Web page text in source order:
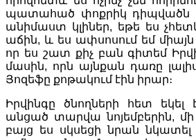
պատահած փոքրիկ դիպվածն
անիմաստ կլիներ, եթե ես
աճին, և ես ափսոսում եմ
որ ես շատ քիչ բան գիտեմ
մասին, որն այնքան դառը
Յոզեֆը քոթակում էին իրար։
Իրվինգը ծնողների հետ
անցած տարվա նոյեմբերին,
բայց ես սկսեցի նրան նկատել